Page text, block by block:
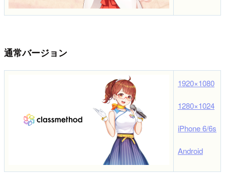
通常バージョン
1920×1080
1280×1024
iPhone 6/6s
Android